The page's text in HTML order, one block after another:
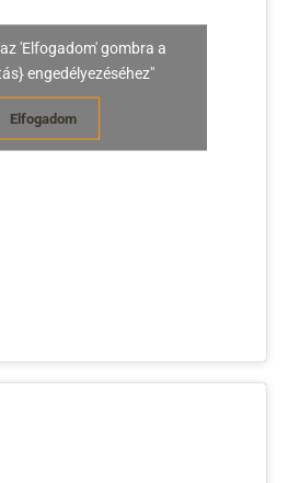
'Elfogadom' gombra a
engedélyezéséhez"
Elfogadom